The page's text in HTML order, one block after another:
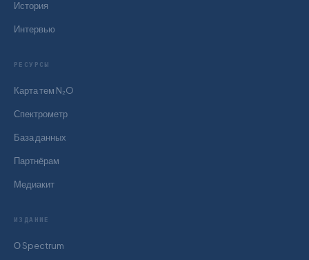
История
Интервью
РЕСУРСЫ
Карта тем N₂O
Спектрометр
База данных
Партнёрам
Медиакит
ИЗДАНИЕ
О Spectrum